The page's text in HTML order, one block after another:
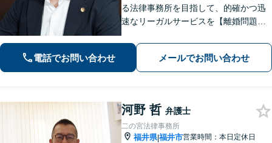
る法律事務所を目指して、的確かつ迅
速なリーガルサービスを【離婚問題】
お任せください【相続問題】福井密着
型事務所として地域特性を活かしたア
ドバイスを【福井駅7分】
電話でお問い合わせ メールでお問い合わせ
河野 哲 弁護士
二の宮法律事務所
福井県|福井市営業時間：本日定休日